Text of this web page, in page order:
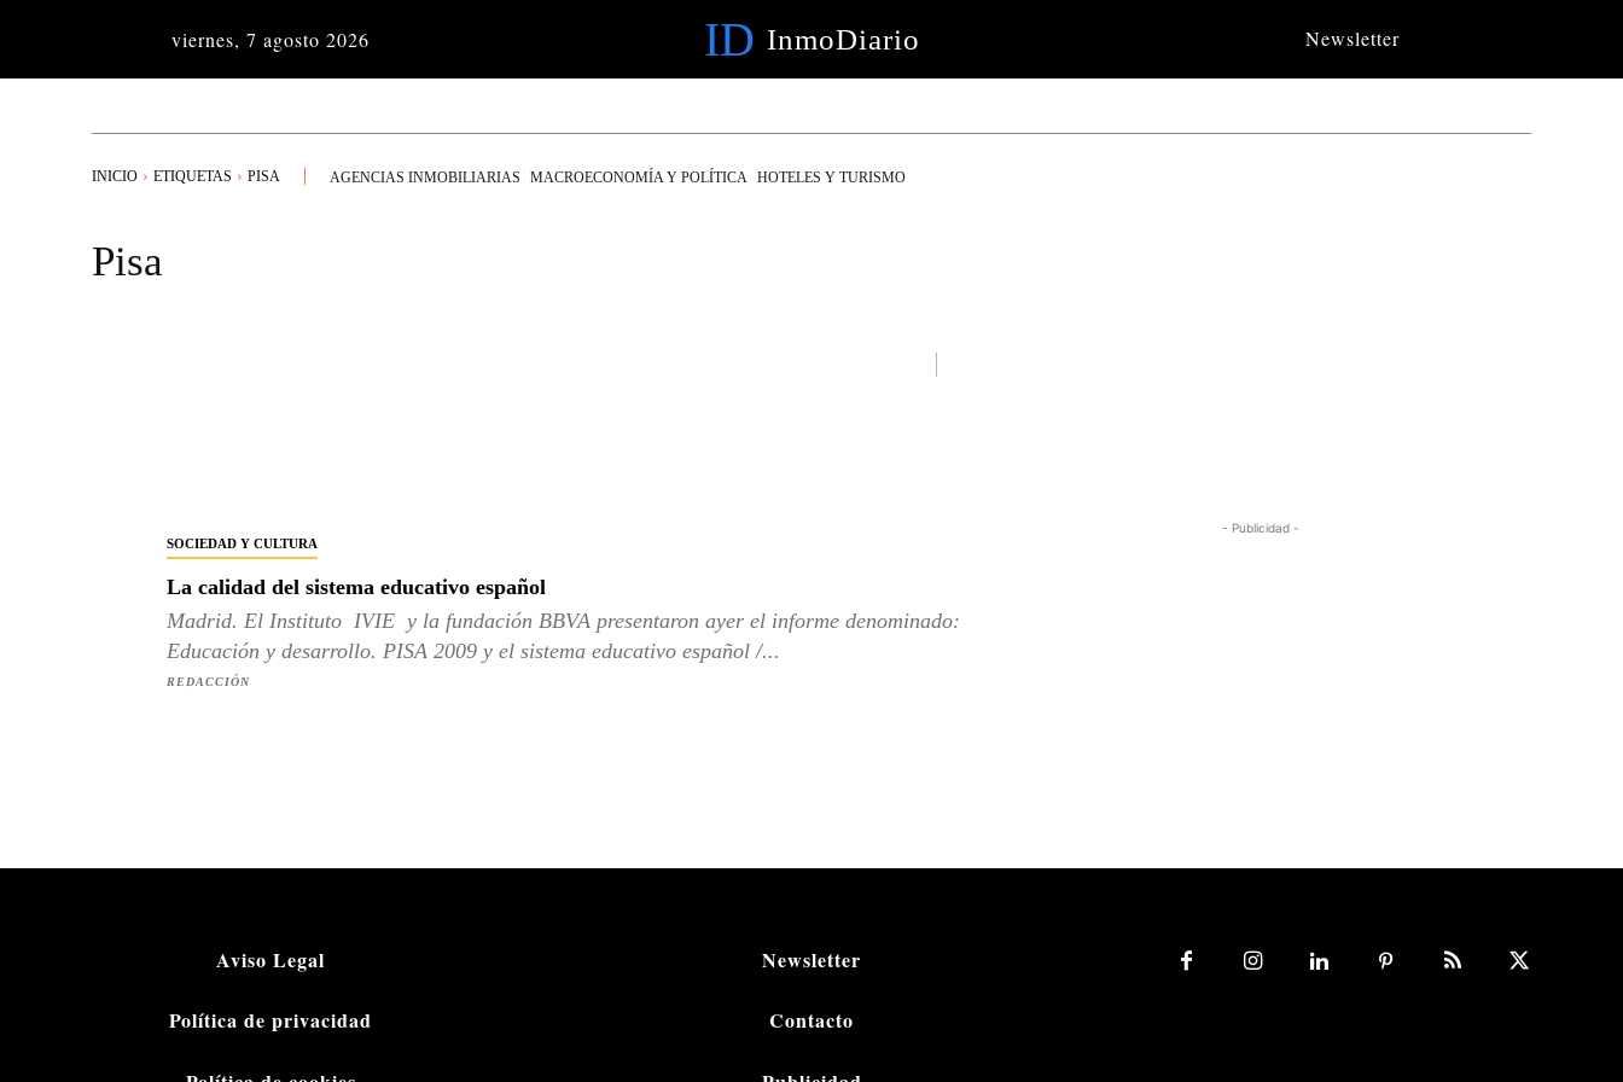
viernes, 7 agosto 2026 ID InmoDiario Newsletter
INICIO ETIQUETAS PISA AGENCIAS INMOBILIARIAS MACROECONOMÍA Y POLÍTICA HOTELES Y TURISMO
Pisa
SOCIEDAD Y CULTURA
La calidad del sistema educativo español
Madrid. El Instituto IVIE y la fundación BBVA presentaron ayer el informe denominado:
Educación y desarrollo. PISA 2009 y el sistema educativo español /...
REDACCIÓN
- Publicidad -
Aviso Legal
Política de privacidad
Newsletter
Contacto